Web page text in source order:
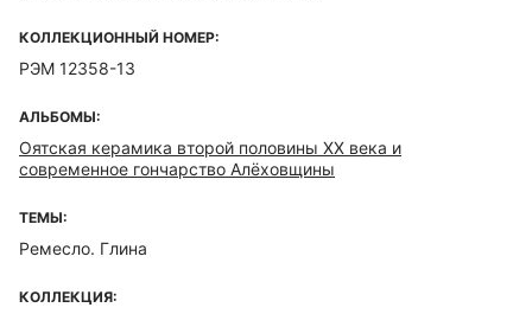
КОЛЛЕКЦИОННЫЙ НОМЕР:
РЭМ 12358-13
АЛЬБОМЫ:
Оятская керамика второй половины XX века и
современное гончарство Алёховщины
ТЕМЫ:
Ремесло. Глина
КОЛЛЕКЦИЯ: